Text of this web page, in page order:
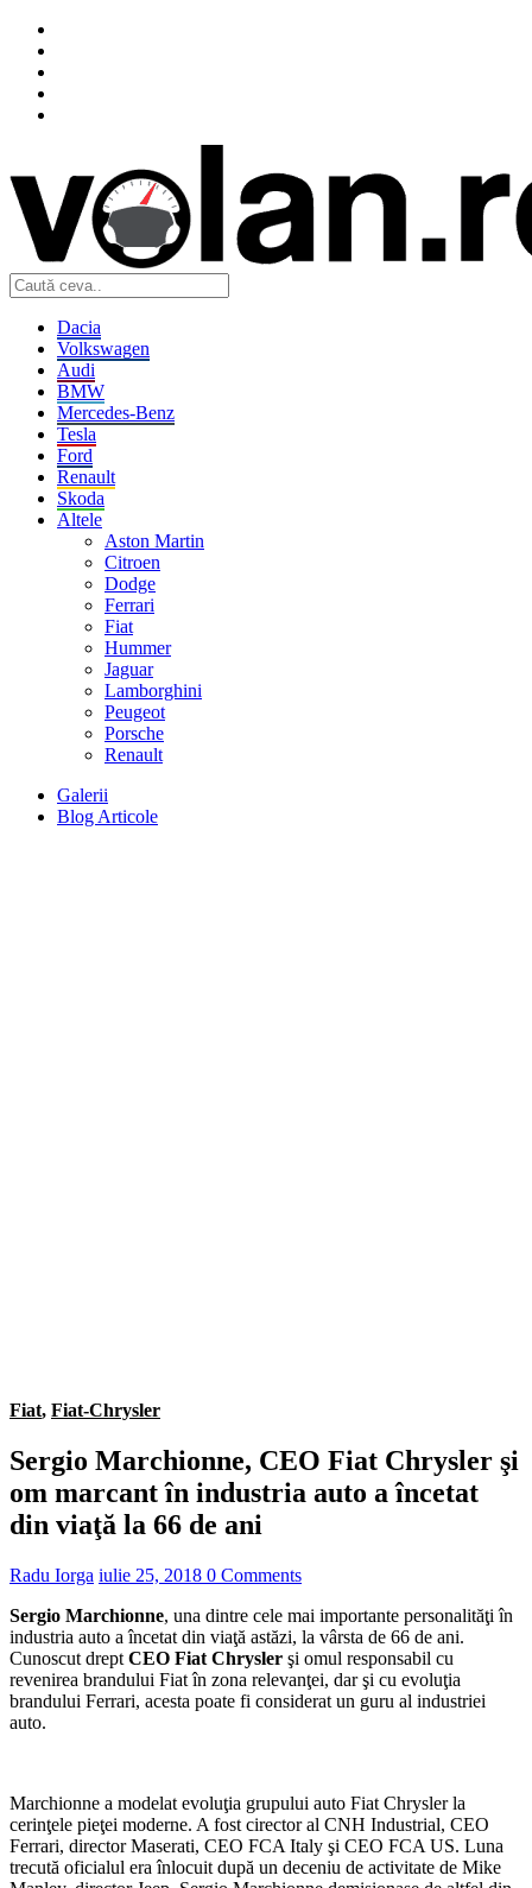
Dacia
Volkswagen
Audi
BMW
Mercedes-Benz
Tesla
Ford
Renault
Skoda
Altele
Aston Martin
Citroen
Dodge
Ferrari
Fiat
Hummer
Jaguar
Lamborghini
Peugeot
Porsche
Renault
Galerii
Blog Articole
Fiat, Fiat-Chrysler
Sergio Marchionne, CEO Fiat Chrysler şi
om marcant în industria auto a încetat
din viaţă la 66 de ani
Radu Iorga iulie 25, 2018 0 Comments
Sergio Marchionne, una dintre cele mai importante personalităţi în
industria auto a încetat din viaţă astăzi, la vârsta de 66 de ani.
Cunoscut drept CEO Fiat Chrysler şi omul responsabil cu
revenirea brandului Fiat în zona relevanţei, dar şi cu evoluţia
brandului Ferrari, acesta poate fi considerat un guru al industriei
auto.
Marchionne a modelat evoluţia grupului auto Fiat Chrysler la
cerinţele pieţei moderne. A fost cirector al CNH Industrial, CEO
Ferrari, director Maserati, CEO FCA Italy şi CEO FCA US. Luna
trecută oficialul era înlocuit după un deceniu de activitate de Mike